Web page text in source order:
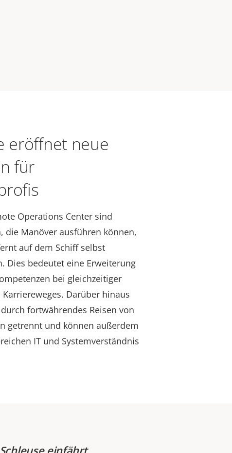
eröffnet neue
für
Operations Center sind
die Manöver ausführen können,
auf dem Schiff selbst
Dies bedeutet eine Erweiterung
bei gleichzeitiger
Darüber hinaus
fortwährendes Reisen von
getrennt und können außerdem
IT und Systemverständnis